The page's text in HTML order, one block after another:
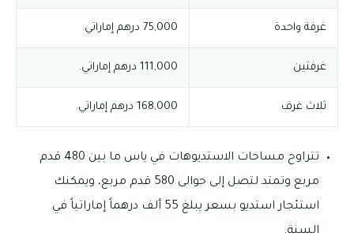
غرفة واحدة 75,000 درهم إماراتي.
غرفتين 111,000 درهم إماراتي.
ثلاث غرف 168,000 درهم إماراتي.
تتراوح مساحات الاستديوهات في ياس ما بين 480 قدم
مربع وتمتد لتصل إلى حوالى 580 قدم مربع، ويمكنك
استئجار استديو بسعر يبلغ 55 ألف درهماً إماراتياً في
السنة.